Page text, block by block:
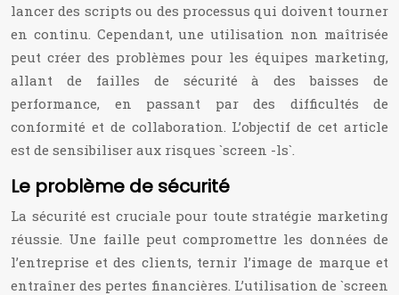
lancer des scripts ou des processus qui doivent tourner
en continu. Cependant, une utilisation non maîtrisée
peut créer des problèmes pour les équipes marketing,
allant de failles de sécurité à des baisses de
performance, en passant par des difficultés de
conformité et de collaboration. L’objectif de cet article
est de sensibiliser aux risques `screen -ls`.
Le problème de sécurité
La sécurité est cruciale pour toute stratégie marketing
réussie. Une faille peut compromettre les données de
l’entreprise et des clients, ternir l’image de marque et
entraîner des pertes financières. L’utilisation de `screen